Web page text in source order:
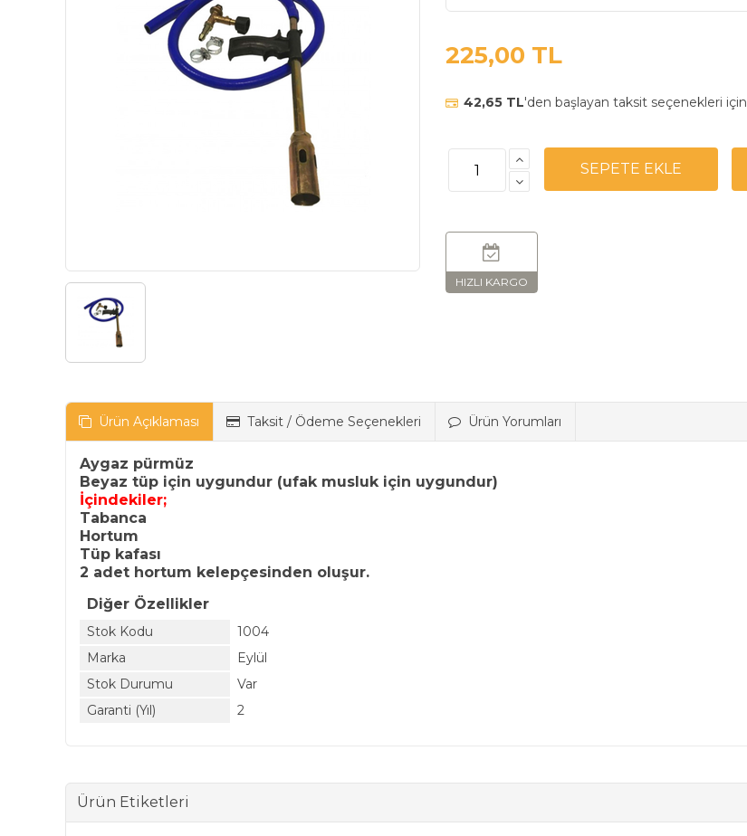
225,00 TL
42,65 TL'den başlayan taksit seçenekleri için
Ürün Açıklaması Taksit / Ödeme Seçenekleri Ürün Yorumları
Aygaz pürmüz
Beyaz tüp için uygundur (ufak musluk için uygundur)
İçindekiler;
Tabanca
Hortum
Tüp kafası
2 adet hortum kelepçesinden oluşur.
Diğer Özellikler
Stok Kodu
1004
Marka
Eylül
Stok Durumu
Var
Garanti (Yıl)
2
Ürün Etiketleri